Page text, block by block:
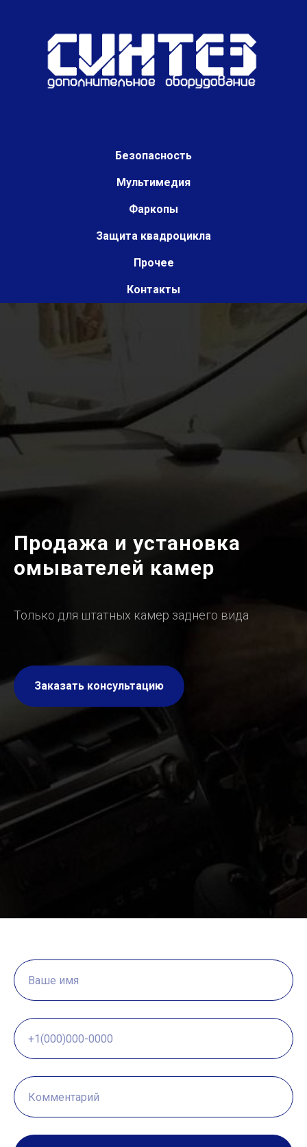
Безопасность
Мультимедия
Фаркопы
Защита квадроцикла
Прочее
Контакты
Продажа и установка
омывателей камер
Только для штатных камер заднего вида
Заказать консультацию